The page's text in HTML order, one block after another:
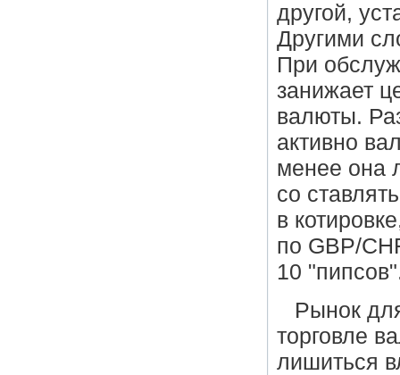
другой,
Другими
При
занижает
валюты.
активно
менее она
со
в
по GBP/
10
Рынок
торговле
лишиться